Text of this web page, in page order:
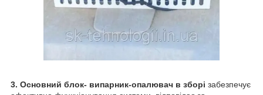
3. Основний блок- випарник-опалювач в зборі забезпечує